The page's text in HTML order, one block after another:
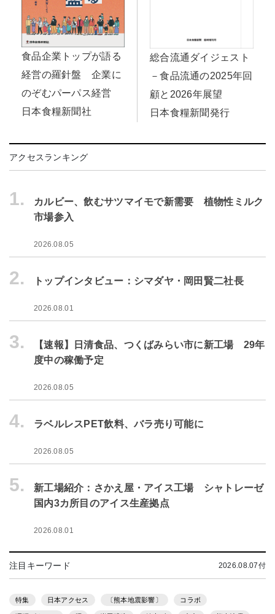
食品企業トップが語る
経営の羅針盤 企業に
のぞむパーパス経営
日本食糧新聞社
総合流通ダイジェスト
－食品流通の2025年回
顧と2026年展望
日本食糧新聞発行
アクセスランキング
1.
カルビー、飲むサツマイモで新需要 植物性ミルク
市場参入
2026.08.05
2. トップインタビュー：シマダヤ・岡田賢二社長
2026.08.01
3.
【速報】日清食品、つくばみらい市に新工場 29年
度中の稼働予定
2026.08.05
4. ラベルレスPET飲料、バラ売り可能に
2026.08.05
5.
新工場紹介：さかえ屋・アイス工場 シャトレーゼ
国内3カ所目のアイス生産拠点
2026.08.01
注目キーワード 2026.08.07付
特集 日本アクセス 〔熊本地震影響〕 コラボ